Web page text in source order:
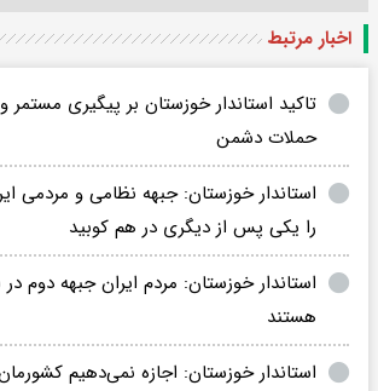
اخبار مرتبط
تاکید استاندار خوزستان بر پیگیری
حملات دشمن
استاندار خوزستان: جبهه نظامی و مردمی
را یکی پس از دیگری در هم کوبید
استاندار خوزستان: مردم ایران جبهه دوم در
هستند
استاندار خوزستان: اجازه نمی‌دهیم